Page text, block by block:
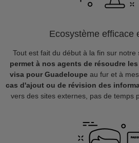
Ecosystème efficace
Tout est fait du début à la fin sur notre
permet à nos agents de résoudre
visa pour Guadeloupe au fur et à
cas d'ajout ou de révision des
vers des sites externes, pas de temps